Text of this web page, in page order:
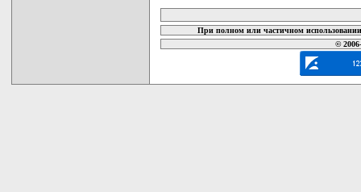
При полном или частичном
©